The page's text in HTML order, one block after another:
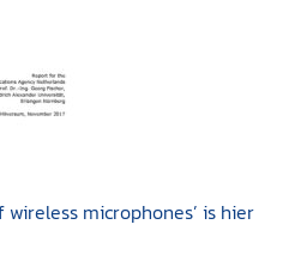
microphones’ is hier